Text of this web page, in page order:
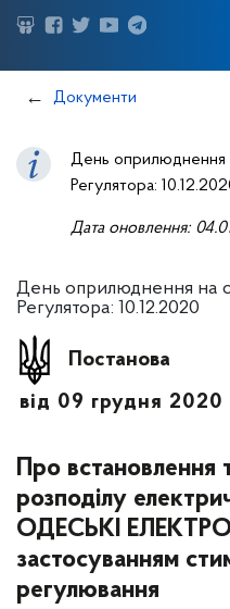
Документи
День оприлюднення
Регулятора:
Дата оновлення:
День оприлюднення на
Регулятора: 10.12.2020
Постанова
від 09 грудня
Про встановлення
розподілу
ОДЕСЬКІ
застосуванням
регулювання